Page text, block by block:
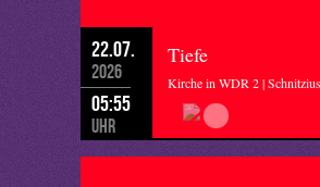
22.07.
2026
05:55
Uhr
Tiefe
Kirche in WDR 2 | Schnitzius